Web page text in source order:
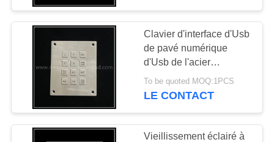
Clavier d'interface d'Usb
de pavé numérique
d'Usb de l'acier
inoxydable 304
To be quoted MOQ:1PCS
LE CONTACT
Vieillissement éclairé à